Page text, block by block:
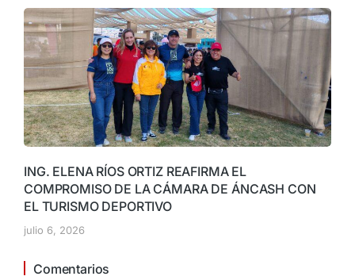
ING. ELENA RÍOS ORTIZ REAFIRMA EL
COMPROMISO DE LA CÁMARA DE ÁNCASH CON
EL TURISMO DEPORTIVO
julio 6, 2026
Comentarios